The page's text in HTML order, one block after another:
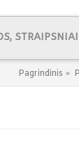
STRAIPSNIAI
Pagrindinis